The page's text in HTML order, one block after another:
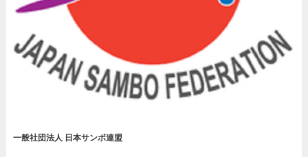
一般社団法人 日本サンボ連盟